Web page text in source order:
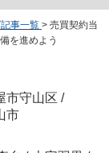
事一覧 > 売買契約当
を進めよう
市守山区 /
市